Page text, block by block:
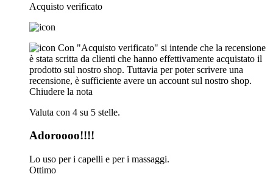
Acquisto verificato
Con "Acquisto verificato" si intende che la recensione
è stata scritta da clienti che hanno effettivamente acquistato il
prodotto sul nostro shop. Tuttavia per poter scrivere una
recensione, è sufficiente avere un account sul nostro shop.
Chiudere la nota
Valuta con 4 su 5 stelle.
Adoroooo!!!!
Lo uso per i capelli e per i massaggi.
Ottimo